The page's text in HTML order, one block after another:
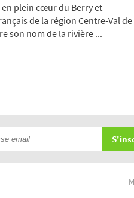
en plein cœur du Berry et
de la région Centre-Val de
son nom de la rivière ...